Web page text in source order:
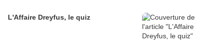
L'Affaire Dreyfus, le quiz